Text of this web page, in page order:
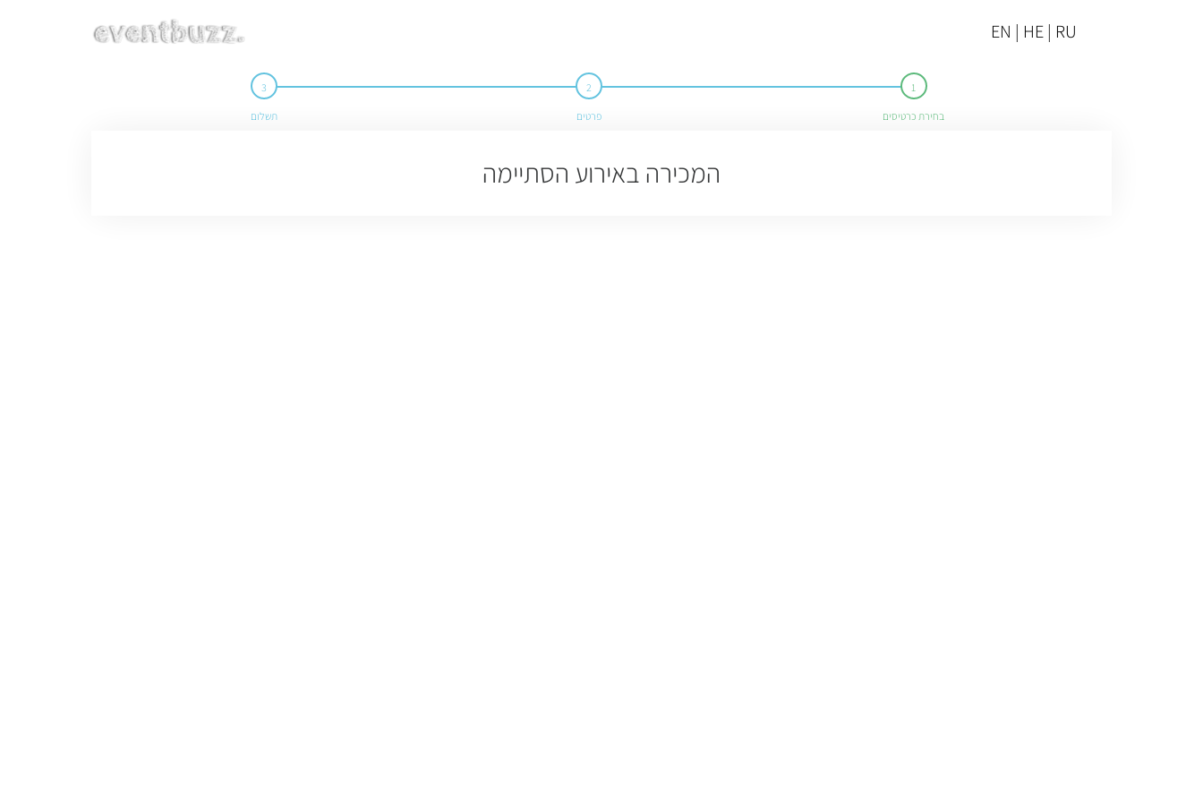
EN | HE | RU
בחירת כרטיסים פרטים תשלום
המכירה באירוע הסתיימה